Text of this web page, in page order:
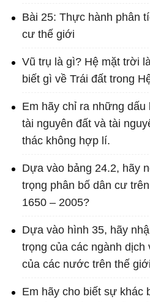
Bài 25: Thực hành phân
cư thế giới
Vũ trụ là gì? Hệ mặt trời
biết gì về Trái đất trong
Em hãy chỉ ra những
tài nguyên đất và tài
thác không hợp lí.
Dựa vào bảng 24.2, hãy
trọng phân bố dân cư
1650 – 2005?
Dựa vào hình 35, hãy
trọng của các ngành dịch
của các nước trên thế
Em hãy cho biết sự khác